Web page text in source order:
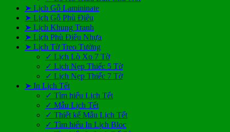
➤ Lịch Gỗ Lamininate
➤ Lịch Gỗ Phù Điêu
➤ Lịch Khung Tranh
➤ Lịch Phù Điêu Nhựa
➤ Lịch Tờ Treo Tường
✓ Lịch Lò Xo 7 Tờ
✓ Lịch Nẹp Thiếc 5 Tờ
✓ Lịch Nẹp Thiếc 7 Tờ
➤ In Lịch Tết
✓ Tìm hiểu Lịch Tết
✓ Mẫu Lịch Tết
✓ Thiết kế Mẫu Lịch Tết
✓ Tìm hiểu In Lịch Bloc